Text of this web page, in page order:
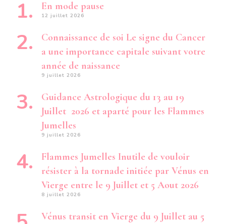
En mode pause
12 juillet 2026
Connaissance de soi Le signe du Cancer
a une importance capitale suivant votre
année de naissance
9 juillet 2026
Guidance Astrologique du 13 au 19
Juillet 2026 et aparté pour les Flammes
Jumelles
9 juillet 2026
Flammes Jumelles Inutile de vouloir
résister à la tornade initiée par Vénus en
Vierge entre le 9 Juillet et 5 Aout 2026
8 juillet 2026
Vénus transit en Vierge du 9 Juillet au 5